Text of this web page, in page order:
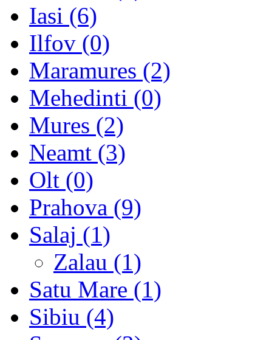
Iasi (6)
Ilfov (0)
Maramures (2)
Mehedinti (0)
Mures (2)
Neamt (3)
Olt (0)
Prahova (9)
Salaj (1)
Zalau (1)
Satu Mare (1)
Sibiu (4)